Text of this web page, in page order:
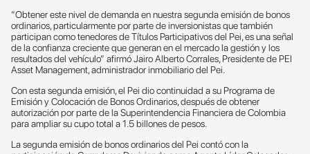
“Obtener este nivel de demanda en nuestra segunda emisión de bonos
ordinarios, particularmente por parte de inversionistas que también
participan como tenedores de Títulos Participativos del Pei, es una señal
de la confianza creciente que generan en el mercado la gestión y los
resultados del vehículo” afirmó Jairo Alberto Corrales, Presidente de PEI
Asset Management, administrador inmobiliario del Pei.
Con esta segunda emisión, el Pei dio continuidad a su Programa de
Emisión y Colocación de Bonos Ordinarios, después de obtener
autorización por parte de la Superintendencia Financiera de Colombia
para ampliar su cupo total a 1.5 billones de pesos.
La segunda emisión de bonos ordinarios del Pei contó con la